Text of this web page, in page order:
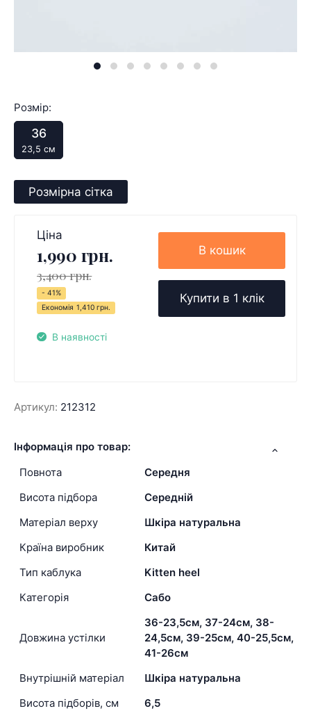
Розмір:
36
23,5 см
Розмірна сітка
Ціна
1,990 грн.
3,400 грн.
- 41%
Економія 1,410 грн.
В наявності
В кошик
Купити в 1 клік
Артикул: 212312
Інформація про товар:
Повнота
Середня
Висота підбора
Середній
Матеріал верху
Шкіра натуральна
Країна виробник
Китай
Тип каблука
Kitten heel
Категорія
Сабо
Довжина устілки
36-23,5см, 37-24см, 38-
24,5см, 39-25см, 40-25,5см,
41-26см
Внутрішній матеріал
Шкіра натуральна
Висота підборів, см
6,5